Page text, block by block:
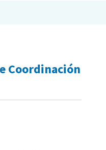
Coordinación